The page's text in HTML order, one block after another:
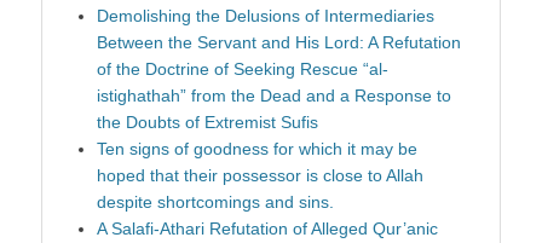
Demolishing the Delusions of Intermediaries
Between the Servant and His Lord: A Refutation
of the Doctrine of Seeking Rescue “al-
istighathah” from the Dead and a Response to
the Doubts of Extremist Sufis
Ten signs of goodness for which it may be
hoped that their possessor is close to Allah
despite shortcomings and sins.
A Salafi-Athari Refutation of Alleged Qur’anic